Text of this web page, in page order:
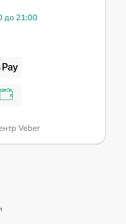
до 21:00
Veber